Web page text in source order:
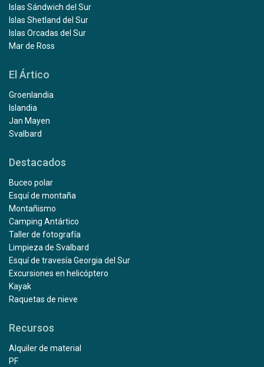
Islas Sándwich del Sur
Islas Shetland del Sur
Islas Orcadas del Sur
Mar de Ross
El Ártico
Groenlandia
Islandia
Jan Mayen
Svalbard
Destacados
Buceo polar
Esquí de montaña
Montañismo
Camping Antártico
Taller de fotografía
Limpieza de Svalbard
Esquí de travesía Georgia del Sur
Excursiones en helicóptero
Kayak
Raquetas de nieve
Recursos
Alquiler de material
PF